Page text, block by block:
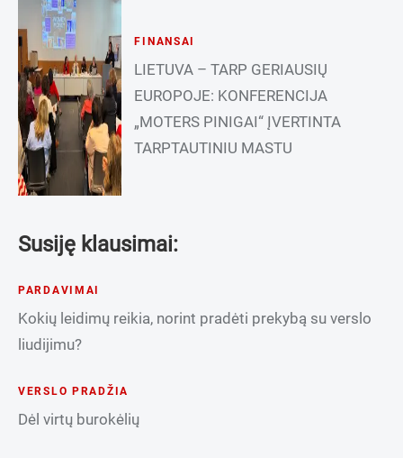
FINANSAI
LIETUVA – TARP GERIAUSIŲ
EUROPOJE: KONFERENCIJA
„MOTERS PINIGAI“ ĮVERTINTA
TARPTAUTINIU MASTU
Susiję klausimai:
PARDAVIMAI
Kokių leidimų reikia, norint pradėti prekybą su verslo
liudijimu?
VERSLO PRADŽIA
Dėl virtų burokėlių